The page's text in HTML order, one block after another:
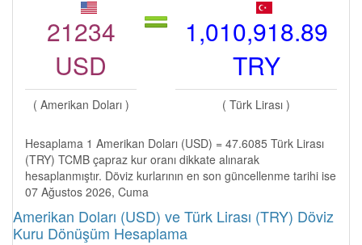
21234
USD
1,010,918.89
TRY
( Amerikan Doları ) ( Türk Lirası )
Hesaplama 1 Amerikan Doları (USD) = 47.6085 Türk Lirası
(TRY) TCMB çapraz kur oranı dikkate alınarak
hesaplanmıştır. Döviz kurlarının en son güncellenme tarihi ise
07 Ağustos 2026, Cuma
Amerikan Doları (USD) ve Türk Lirası (TRY) Döviz
Kuru Dönüşüm Hesaplama